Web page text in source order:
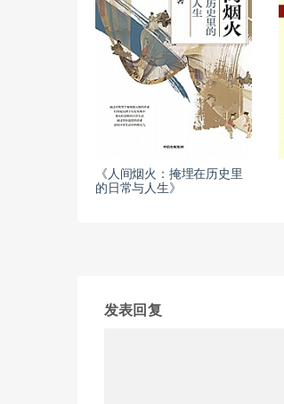
《人间烟火：掩埋在历史里
的日常与人生》
发表回复